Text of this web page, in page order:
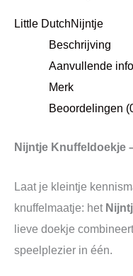
Little DutchNijntje
Beschrijving
Aanvullende
Merk
Beoordelingen
Nijntje Knuffeldoekje
Laat je kleintje
knuffelmaatje: het
lieve doekje
speelplezier in één.